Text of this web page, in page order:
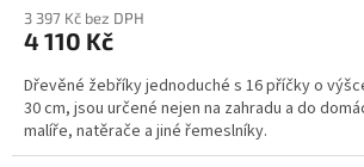
3 397 Kč bez DPH
4 110 Kč
Dřevěné žebříky jednoduché s 16 příčky o
30 cm, jsou určené nejen na zahradu a do
malíře, natěrače a jiné řemeslníky.